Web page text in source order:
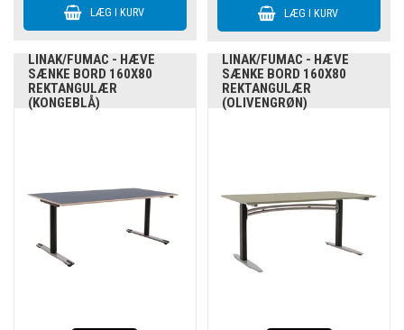
LINAK/FUMAC - HÆVE
SÆNKE BORD 160X80
REKTANGULÆR
(KONGEBLÅ)
LINAK/FUMAC - HÆVE
SÆNKE BORD 160X80
REKTANGULÆR
(OLIVENGRØN)